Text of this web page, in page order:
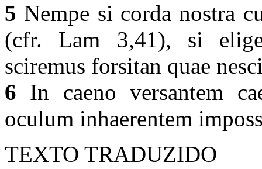
5 Nempe si corda nostra
(cfr. Lam 3,41), si
sciremus forsitan quae
6 In caeno versantem
oculum inhaerentem
TEXTO TRADUZIDO